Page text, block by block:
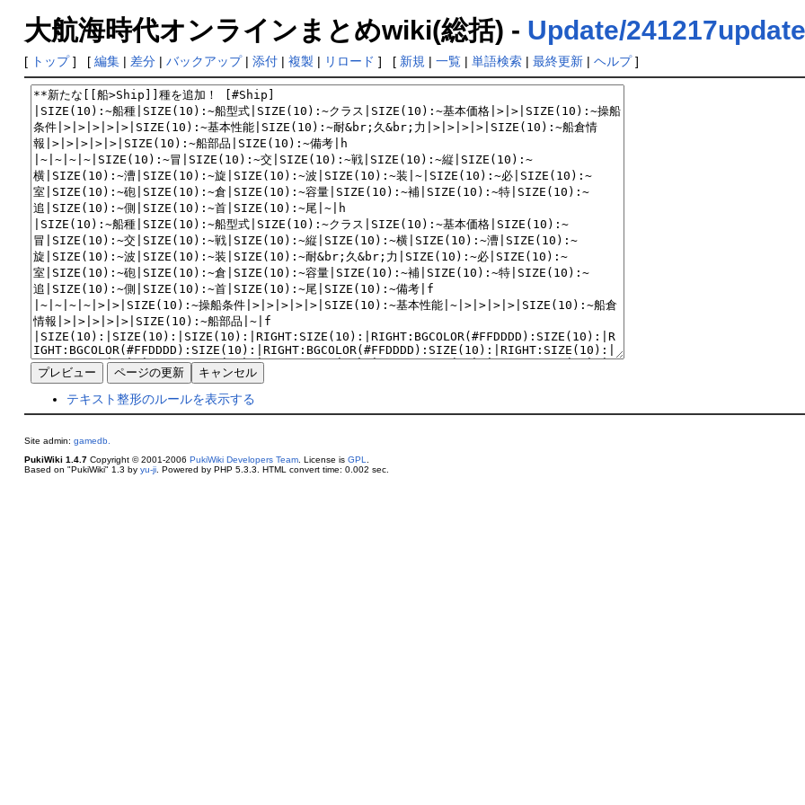
大航海時代オンラインまとめwiki(総括) - Update/241217update
[ トップ] [ 編集| 差分| バックアップ| 添付| 複製 | リロード ] [ 新規 | 一覧| 単語検索| 最終更新| ヘルプ]
テキスト整形のルールを表示する
Site admin: gamedb.
PukiWiki 1.4.7Copyright © 2001-2006 PukiWiki Developers Team. License is GPL
Based on "PukiWiki" 1.3 by yu-ji. Powered by PHP 5.3.3. HTML convert time: 0.002 sec.